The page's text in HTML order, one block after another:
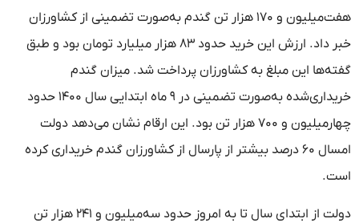
هفت‌میلیون و ۱۷۰ هزار تن گندم به‌صورت تضمینی از کشاورزان
خبر داد. ارزش این خرید حدود ۸۳ هزار میلیارد تومان بود و طبق
گفته‌ها این مبلغ به کشاورزان پرداخت شد. میزان گندم
خریداری‌شده به‌صورت تضمینی در ۹ ماه ابتدایی سال ۱۴۰۰ حدود
چهارمیلیون و ۷۰۰ هزار تن بود. این ارقام نشان می‌دهد دولت
امسال ۶۰ درصد بیشتر از پارسال از کشاورزان گندم خریداری کرده
است.
دولت از ابتدای سال تا به امروز حدود سه‌میلیون و ۲۴۱ هزار تن